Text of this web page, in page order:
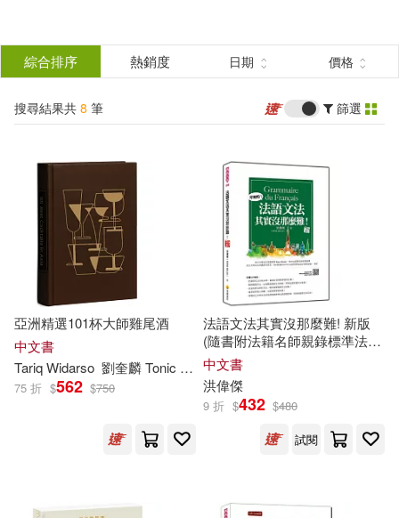
結
分類 (單選)
所有商品(8) 圖書(6)
作者
洪偉傑(4) 陳其華(2)
Tariq Widarso(1)
劉奎麟 Tonic Liu(1)
洪偉傑 Jay Hong(1)
綜合排序 熱銷度 日期 價格
搜尋結果共 8 筆 篩選
亞洲精選101杯大師雞尾酒
中文書
Tariq Widarso 劉奎麟 Tonic Liu 洪偉傑
75 折 $562 $750
法語文法其實沒那麼難! 新版
(隨書附法籍名師親錄標準法語
朗讀音檔QR Code)
中文書
洪偉傑
9 折 $432 $480
試閱